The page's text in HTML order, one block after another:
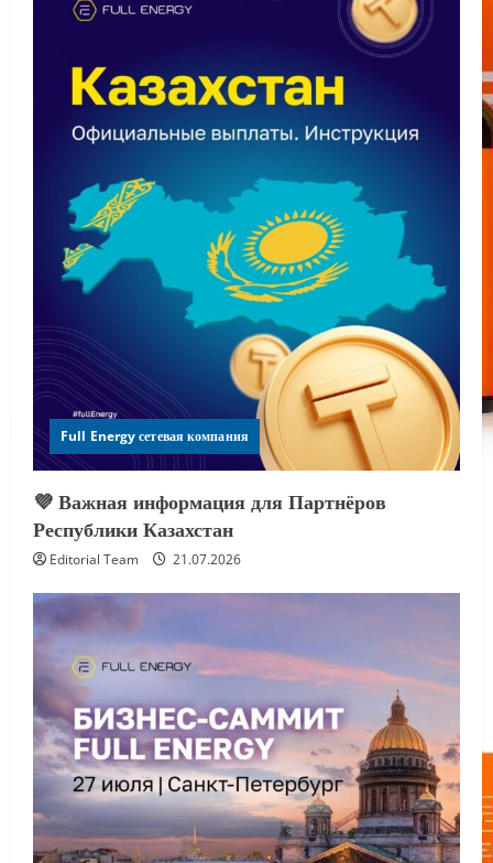
Full Energy сетевая компания
💜 Важная информация для Партнёров
Республики Казахстан
Editorial Team 21.07.2026